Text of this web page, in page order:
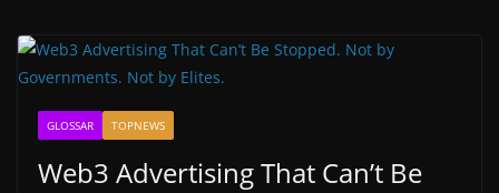
GLOSSAR TOPNEWS
Web3 Advertising That Can’t Be